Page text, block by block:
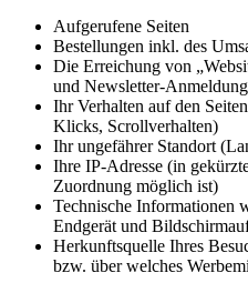
Aufgerufene Seiten
Bestellungen inkl. des
Die Erreichung von
und Newsletter-
Ihr Verhalten auf den
Klicks, Scrollverhalten)
Ihr ungefährer Standort
Ihre IP-Adresse (in
Zuordnung möglich ist)
Technische Informationen
Endgerät und
Herkunftsquelle Ihres
bzw. über welches